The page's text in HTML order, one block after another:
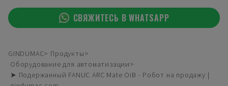
СВЯЖИТЕСЬ В WHATSAPP
GINDUMAC
Продукты
Оборудование для автоматизации
➤ Подержанный FANUC ARC Mate OiB - Робот на продажу |